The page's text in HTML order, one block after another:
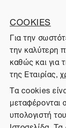
COOKIES
Για την
την καλύτερη
καθώς και για
της Εταιρίας,
Τα cookies
μεταφέρονται
υπολογιστή